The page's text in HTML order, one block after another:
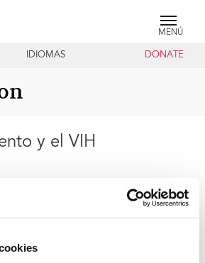
MENÚ
IDIOMAS DONATE
y el VIH
de la epidemia del VIH y se